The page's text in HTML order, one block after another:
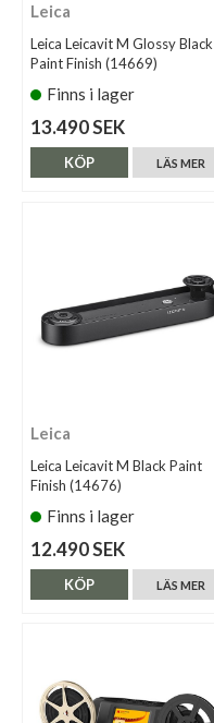
Leica
Leica Leicavit M Glossy Black
Paint Finish (14669)
Finns i lager
13.490 SEK
LÄS MER
KÖP
Leica
Leica Leicavit M Black Paint
Finish (14676)
Finns i lager
12.490 SEK
LÄS MER
KÖP